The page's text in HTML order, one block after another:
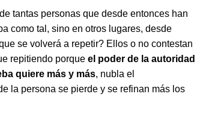
tantas personas que desde entonces han
como tal, sino en otros lugares, desde
se volverá a repetir? Ellos o no contestan
repitiendo porque el poder de la autoridad
quiere más y más, nubla el
la persona se pierde y se refinan más los